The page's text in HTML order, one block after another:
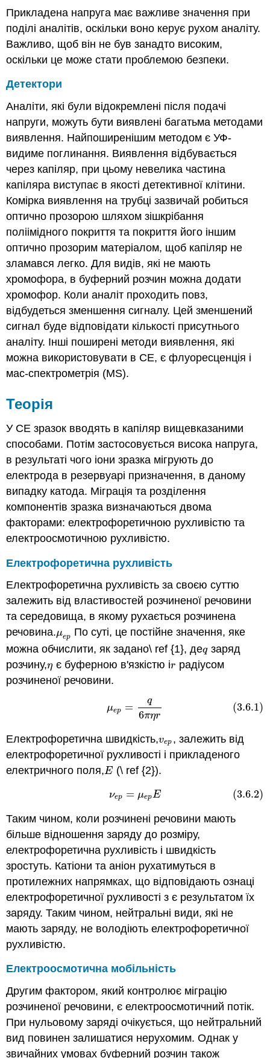
Прикладена напруга має важливе значення при
поділі аналітів, оскільки воно керує рухом аналіту.
Важливо, щоб він не був занадто високим,
оскільки це може стати проблемою безпеки.
Детектори
Аналіти, які були відокремлені після подачі
напруги, можуть бути виявлені багатьма методами
виявлення. Найпоширенішим методом є УФ-
видиме поглинання. Виявлення відбувається
через капіляр, при цьому невелика частина
капіляра виступає в якості детективної клітини.
Комірка виявлення на трубці зазвичай робиться
оптично прозорою шляхом зішкрібання
поліімідного покриття та покриття його іншим
оптично прозорим матеріалом, щоб капіляр не
зламався легко. Для видів, які не мають
хромофора, в буферний розчин можна додати
хромофор. Коли аналіт проходить повз,
відбудеться зменшення сигналу. Цей зменшений
сигнал буде відповідати кількості присутнього
аналіту. Інші поширені методи виявлення, які
можна використовувати в CE, є флуоресценція і
мас-спектрометрія (MS).
Теорія
У СЕ зразок вводять в капіляр вищевказаними
способами. Потім застосовується висока напруга,
в результаті чого іони зразка мігрують до
електрода в резервуарі призначення, в даному
випадку катода. Міграція та розділення
компонентів зразка визначаються двома
факторами: електрофоретичною рухливістю та
електроосмотичною рухливістю.
Електрофоретична рухливість
Електрофоретична рухливість за своєю суттю
залежить від властивостей розчиненої речовини
та середовища, в якому рухається розчинена
речовина.μep
μep По суті, це постійне значення, яке
можна обчислити, як задано\ ref {1}, деq
q заряд
розчину,η
η є буферною в'язкістю іr
r радіусом
розчиненої речовини.
μep =
q
6πηr
(3.6.1)
(3.6.1) μe =q
Електрофоретична швидкість,vep
vep, залежить від
електрофоретичної рухливості і прикладеного
електричного поля,E
E (\ ref {2}).
νep = μepE (3.6.2)
(3.6.2) νe p=μe
Таким чином, коли розчинені речовини мають
більше відношення заряду до розміру,
електрофоретична рухливість і швидкість
зростуть. Катіони та аніон рухатимуться в
протилежних напрямках, що відповідають ознаці
електрофоретичної рухливості з є результатом їх
заряду. Таким чином, нейтральні види, які не
мають заряду, не володіють електрофоретичної
рухливістю.
Електроосмотична мобільність
Другим фактором, який контролює міграцію
розчиненої речовини, є електроосмотичний потік.
При нульовому заряді очікується, що нейтральний
вид повинен залишатися нерухомим. Однак у
звичайних умовах буферний розчин також